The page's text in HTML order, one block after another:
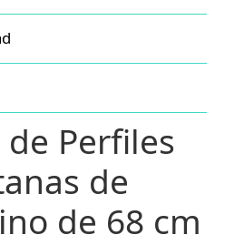
Perfiles
de
de 68 cm